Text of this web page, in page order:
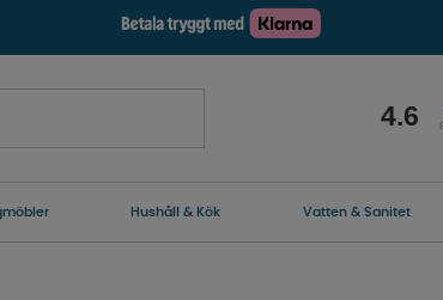
4.6
Hushåll & Kök Vatten & Sanitet